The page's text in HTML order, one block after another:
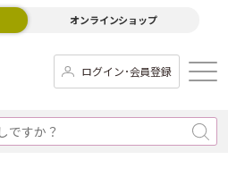
オンラインショップ
ログイン･会員登録